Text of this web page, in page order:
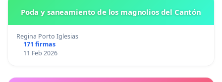
Poda y saneamiento de los magnolios del Cantón
Regina Porto Iglesias
171 firmas
11 Feb 2026